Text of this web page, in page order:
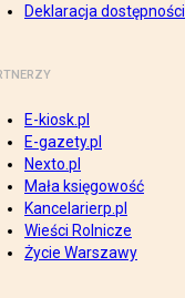
Deklaracja dostępności
E-kiosk.pl
E-gazety.pl
Nexto.pl
Mała księgowość
Kancelarierp.pl
Wieści Rolnicze
Życie Warszawy